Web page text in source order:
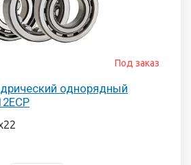
однорядный
Под заказ